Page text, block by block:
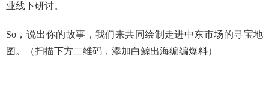
业线下研讨。
So，说出你的故事，我们来共同绘制走进中东市场的寻宝地
图。（扫描下方二维码，添加白鲸出海编编爆料）